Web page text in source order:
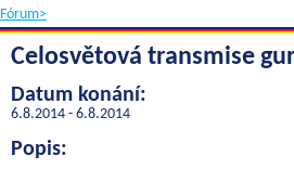
Fórum>
Celosvětová transmise
Datum konání:
6.8.2014 - 6.8.2014
Popis: